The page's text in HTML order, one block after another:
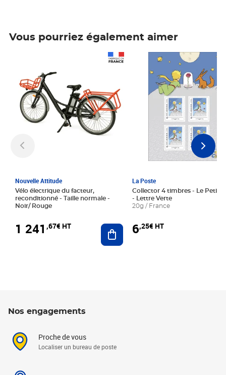
Vous pourriez également aimer
Nouvelle Attitude
Vélo électrique du facteur,
reconditionné - Taille normale -
Noir/ Rouge
1 241 ,67€ HT Ajouter au panier
La Poste
Collector 4 timbres - Le Petit
- Lettre Verte
20g / France
6,25€ HT
Prix 6,25€ HT
Nos engagements
Proche de vous
Localiser un bureau de poste